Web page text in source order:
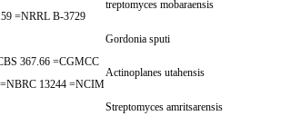
=NRRL B-3729
treptomyces mobaraensis
Gordonia sputi
367.66 =CGMCC
13244 =NCIM
Actinoplanes utahensis
Streptomyces amritsarensis